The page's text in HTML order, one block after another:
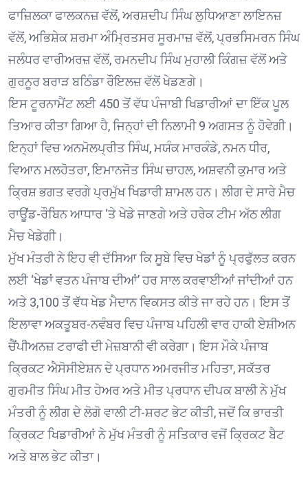
ਫਾਜ਼ਿਲਕਾ ਫਾਲਕਨਜ਼ ਵੱਲੋਂ, ਅਰਸ਼ਦੀਪ ਸਿੰਘ ਲੁਧਿਆਣਾ ਲਾਇਨਜ਼
ਵੱਲੋਂ, ਅਭਿਸ਼ੇਕ ਸ਼ਰਮਾ ਅੰਮ੍ਰਿਤਸਰ ਸੂਰਮਾਜ਼ ਵੱਲੋਂ, ਪ੍ਰਭਸਿਮਰਨ ਸਿੰਘ
ਜਲੰਧਰ ਵਾਰੀਅਰਜ਼ ਵੱਲੋਂ, ਰਮਨਦੀਪ ਸਿੰਘ ਮੁਹਾਲੀ ਕਿੰਗਜ਼ ਵੱਲੋਂ ਅਤੇ
ਗੁਰਨੂਰ ਬਰਾੜ ਬਠਿੰਡਾ ਰੌਇਲਜ਼ ਵੱਲੋਂ ਖੇਡਣਗੇ।
ਇਸ ਟੂਰਨਾਮੈਂਟ ਲਈ 450 ਤੋਂ ਵੱਧ ਪੰਜਾਬੀ ਖਿਡਾਰੀਆਂ ਦਾ ਇੱਕ ਪੂਲ
ਤਿਆਰ ਕੀਤਾ ਗਿਆ ਹੈ, ਜਿਨ੍ਹਾਂ ਦੀ ਨਿਲਾਮੀ 9 ਅਗਸਤ ਨੂੰ ਹੋਵੇਗੀ।
ਇਨ੍ਹਾਂ ਵਿਚ ਅਨਮੋਲਪ੍ਰੀਤ ਸਿੰਘ, ਮਯੰਕ ਮਾਰਕੰਡੇ, ਨਮਨ ਧੀਰ,
ਵਿਆਨ ਮਲਹੋਤਰਾ, ਇਮਾਨਜੋਤ ਸਿੰਘ ਚਾਹਲ, ਅਸ਼ਵਨੀ ਕੁਮਾਰ ਅਤੇ
ਕ੍ਰਿਸ਼ ਭਗਤ ਵਰਗੇ ਪ੍ਰਮੁੱਖ ਖਿਡਾਰੀ ਸ਼ਾਮਲ ਹਨ। ਲੀਗ ਦੇ ਸਾਰੇ ਮੈਚ
ਰਾਊਂਡ-ਰੌਬਿਨ ਆਧਾਰ ‘ਤੇ ਖੇਡੇ ਜਾਣਗੇ ਅਤੇ ਹਰੇਕ ਟੀਮ ਅੱਠ ਲੀਗ
ਮੈਚ ਖੇਡੇਗੀ।
ਮੁੱਖ ਮੰਤਰੀ ਨੇ ਇਹ ਵੀ ਦੱਸਿਆ ਕਿ ਸੂਬੇ ਵਿਚ ਖੇਡਾਂ ਨੂੰ ਪ੍ਰਫੁੱਲਤ ਕਰਨ
ਲਈ ‘ਖੇਡਾਂ ਵਤਨ ਪੰਜਾਬ ਦੀਆਂ’ ਹਰ ਸਾਲ ਕਰਵਾਈਆਂ ਜਾਂਦੀਆਂ ਹਨ
ਅਤੇ 3,100 ਤੋਂ ਵੱਧ ਖੇਡ ਮੈਦਾਨ ਵਿਕਸਤ ਕੀਤੇ ਜਾ ਰਹੇ ਹਨ। ਇਸ ਤੋਂ
ਇਲਾਵਾ ਅਕਤੂਬਰ-ਨਵੰਬਰ ਵਿਚ ਪੰਜਾਬ ਪਹਿਲੀ ਵਾਰ ਹਾਕੀ ਏਸ਼ੀਅਨ
ਚੈਂਪੀਅਨਜ਼ ਟਰਾਫੀ ਦੀ ਮੇਜ਼ਬਾਨੀ ਵੀ ਕਰੇਗਾ। ਇਸ ਮੌਕੇ ਪੰਜਾਬ
ਕ੍ਰਿਕਟ ਐਸੋਸੀਏਸ਼ਨ ਦੇ ਪ੍ਰਧਾਨ ਅਮਰਜੀਤ ਮਹਿਤਾ, ਸਕੱਤਰ
ਗੁਰਮੀਤ ਸਿੰਘ ਮੀਤ ਹੇਅਰ ਅਤੇ ਮੀਤ ਪ੍ਰਧਾਨ ਦੀਪਕ ਬਾਲੀ ਨੇ ਮੁੱਖ
ਮੰਤਰੀ ਨੂੰ ਲੀਗ ਦੇ ਲੋਗੋ ਵਾਲੀ ਟੀ-ਸ਼ਰਟ ਭੇਟ ਕੀਤੀ, ਜਦੋਂ ਕਿ ਭਾਰਤੀ
ਕ੍ਰਿਕਟ ਖਿਡਾਰੀਆਂ ਨੇ ਮੁੱਖ ਮੰਤਰੀ ਨੂੰ ਸਤਿਕਾਰ ਵਜੋਂ ਕ੍ਰਿਕਟ ਬੈਟ
ਅਤੇ ਬਾਲ ਭੇਟ ਕੀਤਾ।